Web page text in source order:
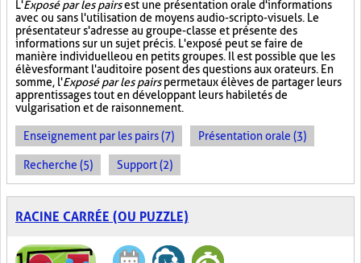
L'Exposé par les pairsest une présentation orale d'informations
avec ou sans l'utilisation de moyens audio-scripto-visuels. Le
présentateur s'adresse au groupe-classe et présente des
informations sur un sujet précis. L'exposé peut se faire de
manière individuelle ou en petits groupes. Il est possible que les
élèves formant l'auditoire posent des questions aux orateurs. En
somme, l'Exposé par les pairspermet aux élèves de partager leurs
apprentissages tout en développant leurs habiletés de
vulgarisation et de raisonnement.
Enseignement par les pairs (7) Présentation orale (3)
Recherche (5) Support (2)
RACINE CARRÉE (OU PUZZLE)